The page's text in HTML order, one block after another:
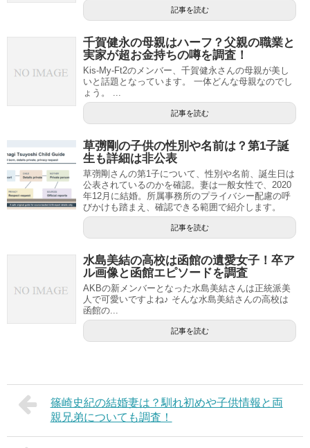
記事を読む
千賀健永の母親はハーフ？父親の職業と
実家が超お金持ちの噂を調査！
Kis-My-Ft2のメンバー、千賀健永さんの母親が美し
いと話題となっています。 一体どんな母親なのでし
ょう。 ...
記事を読む
草彅剛の子供の性別や名前は？第1子誕
生も詳細は非公表
草彅剛さんの第1子について、性別や名前、誕生日は
公表されているのかを確認。妻は一般女性で、2020
年12月に結婚。所属事務所のプライバシー配慮の呼
びかけも踏まえ、確認できる範囲で紹介します。
記事を読む
水島美結の高校は函館の遺愛女子！卒ア
ル画像と函館エピソードを調査
AKBの新メンバーとなった水島美結さんは正統派美
人で可愛いですよね♪ そんな水島美結さんの高校は
函館の...
記事を読む
篠崎史紀の結婚妻は？馴れ初めや子供情報と両
親兄弟についても調査！